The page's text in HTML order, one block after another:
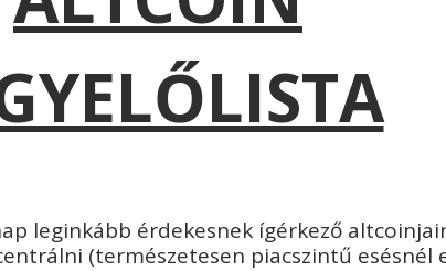
leginkább érdekesnek ígérkező
(természetesen piacszintű esésnél